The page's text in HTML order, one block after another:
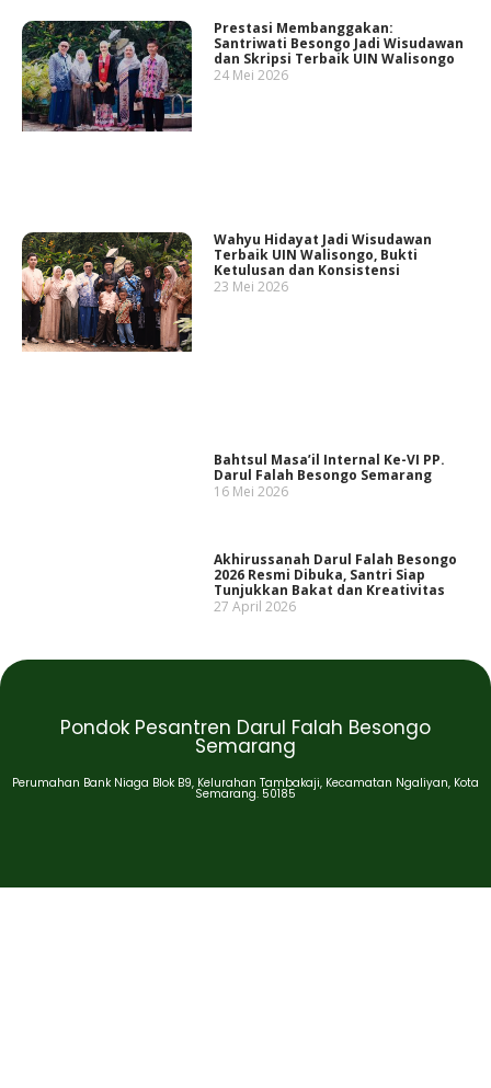
Prestasi Membanggakan:
Santriwati Besongo Jadi Wisudawan
dan Skripsi Terbaik UIN Walisongo
24 Mei 2026
Wahyu Hidayat Jadi Wisudawan
Terbaik UIN Walisongo, Bukti
Ketulusan dan Konsistensi
23 Mei 2026
Bahtsul Masa’il Internal Ke-VI PP.
Darul Falah Besongo Semarang
16 Mei 2026
Akhirussanah Darul Falah Besongo
2026 Resmi Dibuka, Santri Siap
Tunjukkan Bakat dan Kreativitas
27 April 2026
Pondok Pesantren Darul Falah Besongo
Semarang
Perumahan Bank Niaga Blok B9, Kelurahan Tambakaji, Kecamatan Ngaliyan, Kota
Semarang. 50185